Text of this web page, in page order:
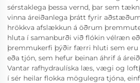
sérstaklega þessa vernd, þar sem
vinna áreiðanlega þrátt fyrir
hrökkva afslækkun á öðrum
hluta í samanburði við flókin vélræn
þremmukerfi þýðir færri hluti sem
eða tjón, sem hefur beinan áhrif á
Vantar rafhydraulíska læs, vægi og
í sér heilar flokka mögulegra tjóna,